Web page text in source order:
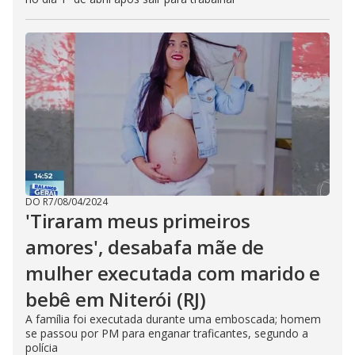
DO R7/08/04/2024
'Tiraram meus primeiros
amores', desabafa mãe de
mulher executada com marido e
bebê em Niterói (RJ)
A família foi executada durante uma emboscada; homem
se passou por PM para enganar traficantes, segundo a
polícia